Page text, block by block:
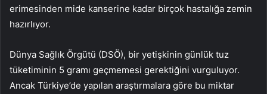
erimesinden mide kanserine kadar birçok hastalığa zemin
hazırlıyor.
Dünya Sağlık Örgütü (DSÖ), bir yetişkinin günlük tuz
tüketiminin 5 gramı geçmemesi gerektiğini vurguluyor.
Ancak Türkiye’de yapılan araştırmalara göre bu miktar